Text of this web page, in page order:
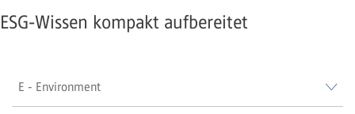
ESG-Wissen kompakt aufbereitet
E - Environment